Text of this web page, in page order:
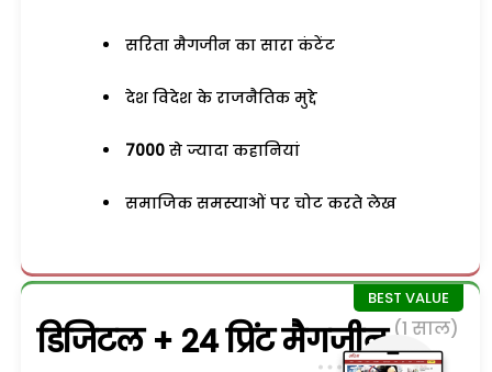
सरिता मैगजीन का सारा कंटेंट
देश विदेश के राजनैतिक मुद्दे
7000 से ज्यादा कहानियां
समाजिक समस्याओं पर चोट करते लेख
डिजिटल + 24 प्रिंट मैगजीन (1 साल)